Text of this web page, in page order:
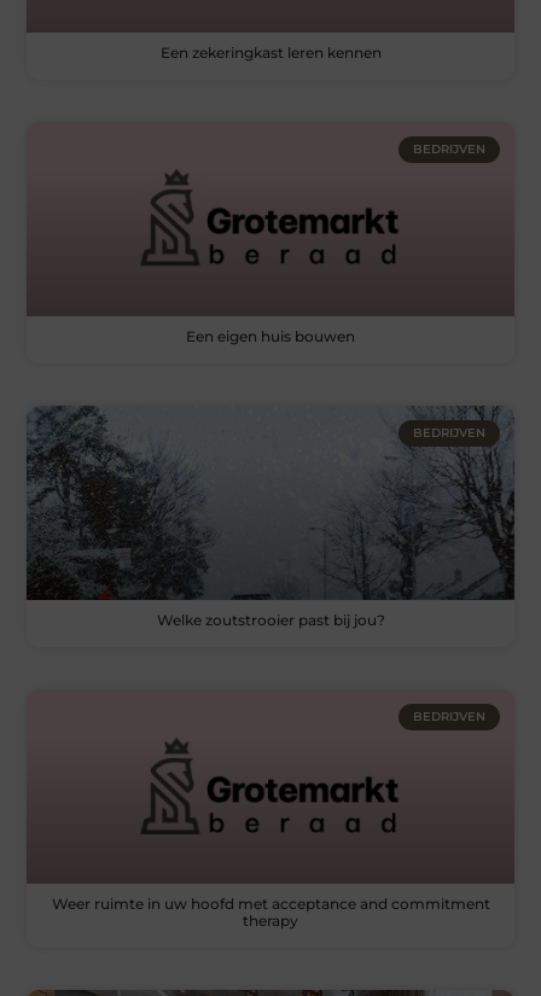
Een zekeringkast leren kennen
BEDRIJVEN
Een eigen huis bouwen
BEDRIJVEN
Welke zoutstrooier past bij jou?
BEDRIJVEN
Weer ruimte in uw hoofd met acceptance and commitment
therapy